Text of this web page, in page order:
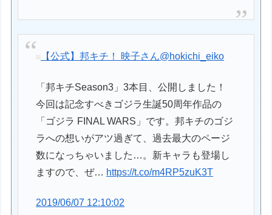
【公式】邦キチ！ 映子さん@hokichi_eiko
「邦キチSeason3」3本目、公開しました！
今回は記念すべきゴジラ生誕50周年作品の
「ゴジラ FINAL WARS」です。邦キチのゴジ
ラへの想いがアツ過ぎて、過去最大のページ
数になっちゃいました…。新キャラも登場し
ますので、ぜ… https://t.co/m4RP5zuK3T
2019/06/07 12:10:02